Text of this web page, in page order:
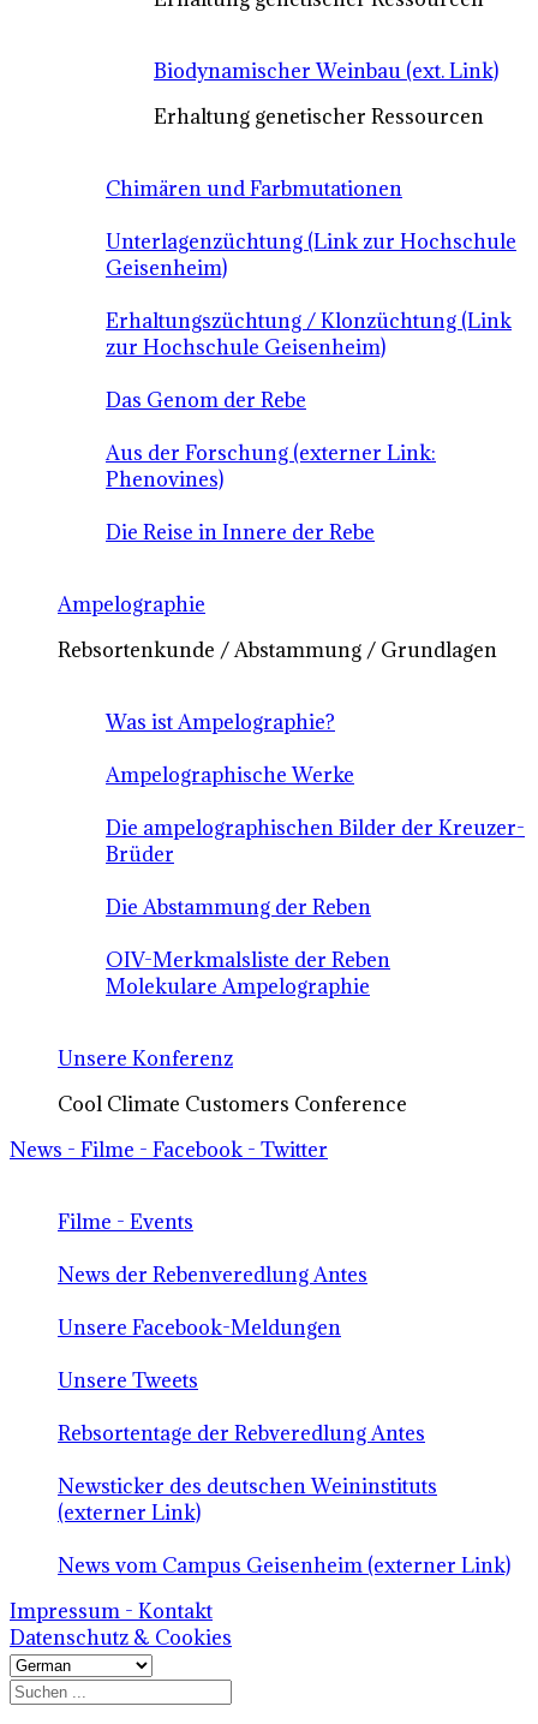
Biodynamischer Weinbau (ext. Link)
Erhaltung genetischer Ressourcen
Chimären und Farbmutationen
Unterlagenzüchtung (Link zur Hochschule
Geisenheim)
Erhaltungszüchtung / Klonzüchtung (Link
zur Hochschule Geisenheim)
Das Genom der Rebe
Aus der Forschung (externer Link:
Phenovines)
Die Reise in Innere der Rebe
Ampelographie
Rebsortenkunde / Abstammung / Grundlagen
Was ist Ampelographie?
Ampelographische Werke
Die ampelographischen Bilder der Kreuzer-
Brüder
Die Abstammung der Reben
OIV-Merkmalsliste der Reben
Molekulare Ampelographie
Unsere Konferenz
Cool Climate Customers Conference
News - Filme - Facebook - Twitter
Filme - Events
News der Rebenveredlung Antes
Unsere Facebook-Meldungen
Unsere Tweets
Rebsortentage der Rebveredlung Antes
Newsticker des deutschen Weininstituts
(externer Link)
News vom Campus Geisenheim (externer Link)
Impressum - Kontakt
Datenschutz & Cookies